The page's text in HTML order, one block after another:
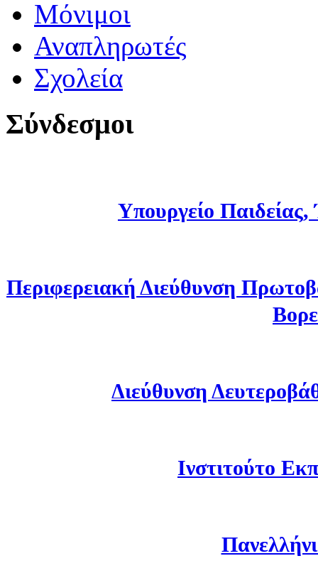
Μόνιμοι
Αναπληρωτές
Σχολεία
Σύνδεσμοι
Υπουργείο
Περιφερειακή Διεύθυνση
Διεύθυνση
Ινστιτούτο